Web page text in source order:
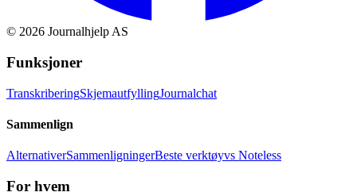
© 2026 Journalhjelp AS
Funksjoner
TranskriberingSkjemautfyllingJournalchat
Sammenlign
AlternativerSammenligningerBeste verktøyvs Noteless
For hvem